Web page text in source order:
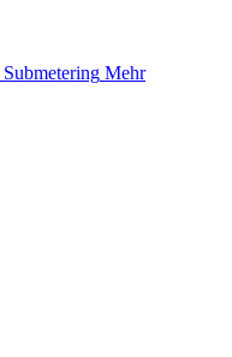
Submetering Mehr